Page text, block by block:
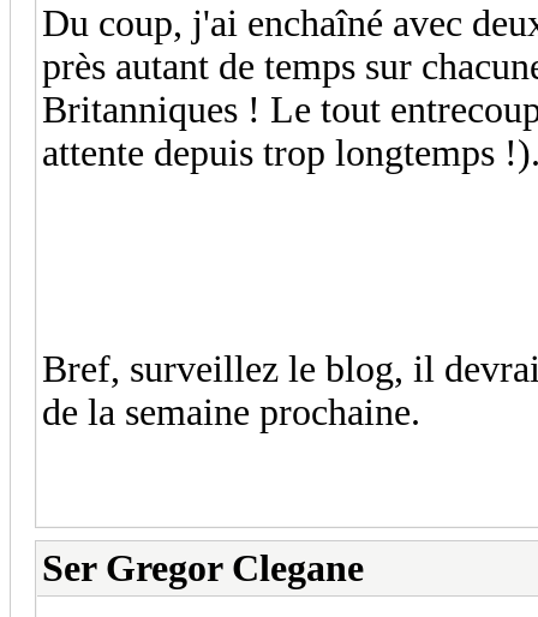
Du coup, j'ai enchaîné avec
près autant de temps sur
Britanniques ! Le tout
attente depuis trop longtemps
Bref, surveillez le blog, il
de la semaine prochaine.
Ser Gregor Clegane